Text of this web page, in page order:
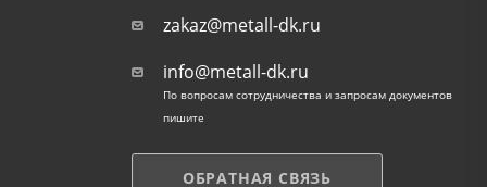
zakaz@metall-dk.ru
info@metall-dk.ru
По вопросам сотрудничества и запросам документов
пишите
ОБРАТНАЯ СВЯЗЬ